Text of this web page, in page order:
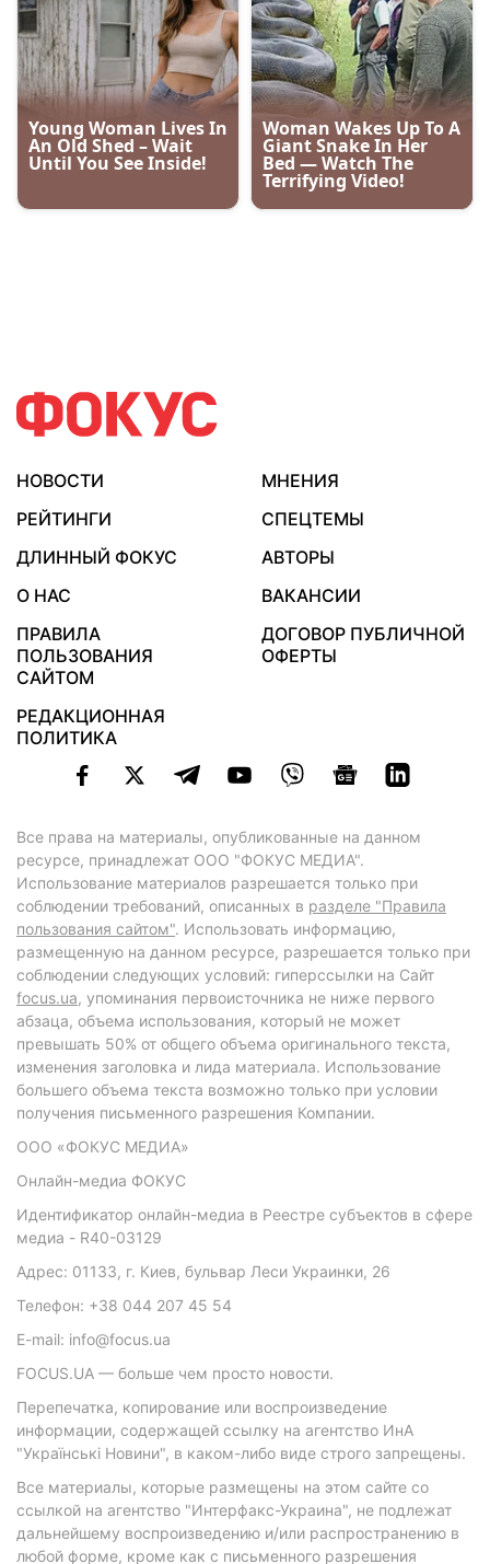
НОВОСТИ
МНЕНИЯ
РЕЙТИНГИ
СПЕЦТЕМЫ
ДЛИННЫЙ ФОКУС
АВТОРЫ
О НАС
ВАКАНСИИ
ПРАВИЛА
ПОЛЬЗОВАНИЯ
САЙТОМ
ДОГОВОР ПУБЛИЧНОЙ
ОФЕРТЫ
РЕДАКЦИОННАЯ
ПОЛИТИКА
Все права на материалы, опубликованные на данном
ресурсе, принадлежат ООО "ФОКУС МЕДИА".
Использование материалов разрешается только при
соблюдении требований, описанных в разделе "Правила
пользования сайтом". Использовать информацию,
размещенную на данном ресурсе, разрешается только при
соблюдении следующих условий: гиперссылки на Сайт
focus.ua, упоминания первоисточника не ниже первого
абзаца, объема использования, который не может
превышать 50% от общего объема оригинального текста,
изменения заголовка и лида материала. Использование
большего объема текста возможно только при условии
получения письменного разрешения Компании.
ООО «ФОКУС МЕДИА»
Онлайн-медиа ФОКУС
Идентификатор онлайн-медиа в Реестре субъектов в сфере
медиа - R40-03129
Адрес: 01133, г. Киев, бульвар Леси Украинки, 26
Телефон: +38 044 207 45 54
E-mail: info@focus.ua
FOCUS.UA — больше чем просто новости.
Перепечатка, копирование или воспроизведение
информации, содержащей ссылку на агентство ИнА
"Українські Новини", в каком-либо виде строго запрещены.
Все материалы, которые размещены на этом сайте со
ссылкой на агентство "Интерфакс-Украина", не подлежат
дальнейшему воспроизведению и/или распространению в
любой форме, кроме как с письменного разрешения